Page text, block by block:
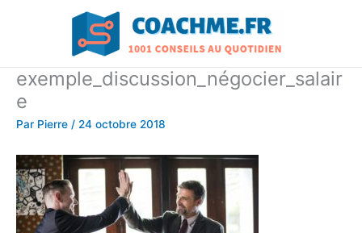
exemple_discussion_négocier_salair
e
Par Pierre / 24 octobre 2018